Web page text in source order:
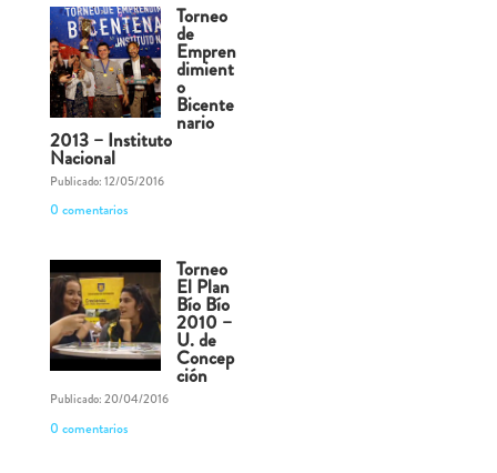
Torneo
de
Empren
dimient
o
Bicente
nario
2013 – Instituto
Nacional
Publicado: 12/05/2016
0 comentarios
Torneo
El Plan
Bío Bío
2010 –
U. de
Concep
ción
Publicado: 20/04/2016
0 comentarios